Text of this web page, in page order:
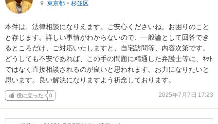
東京都 > 杉並区
本件は、法律相談になりえます。ご安心くださいね。お困りのこと
と存じます。詳しい事情がわからないので、一般論として回答でき
るところだけ、ご対応いたしますと、自宅訪問等、内容次第です。
どうしても不安であれば、この手の問題に精通した弁護士等に、ﾈｯﾄ
ではなく直接相談されるのが良いと思われます。お力になりたいと
思います。良い解決になりますよう祈念しております。
役に立った 0 2025年7月7日 17:23